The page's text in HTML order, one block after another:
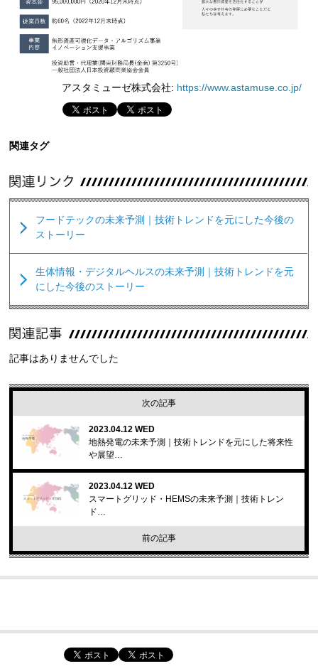
アスタミューゼ株式会社: https://www.astamuse.co.jp/
関連タグ
フードテックの未来予測｜技術トレンドを元にした今後の
ストーリー
生体情報・デジタルヘルスの未来予測｜技術トレンドを元
にした今後のストーリー
記事はありませんでした
次の記事
2023.04.12 WED
地熱発電の未来予測｜技術トレンドを元にした将来性
や展望…
2023.04.12 WED
スマートグリッド・HEMSの未来予測｜技術トレン
ド…
前の記事